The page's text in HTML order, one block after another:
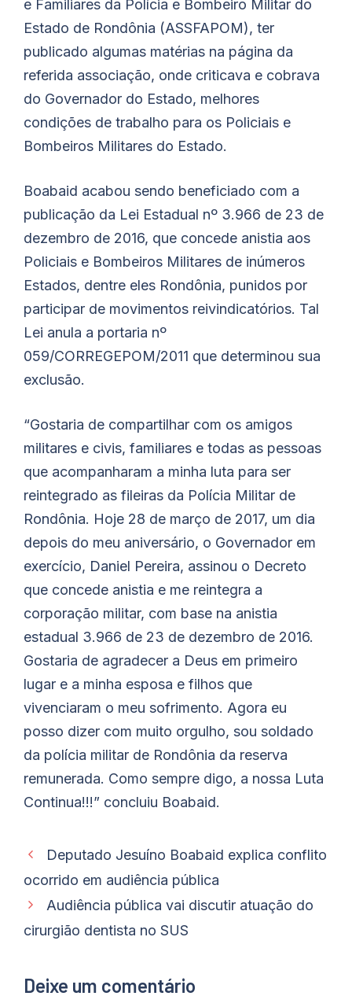
e Familiares da Polícia e Bombeiro Militar do
Estado de Rondônia (ASSFAPOM), ter
publicado algumas matérias na página da
referida associação, onde criticava e cobrava
do Governador do Estado, melhores
condições de trabalho para os Policiais e
Bombeiros Militares do Estado.
Boabaid acabou sendo beneficiado com a
publicação da Lei Estadual nº 3.966 de 23 de
dezembro de 2016, que concede anistia aos
Policiais e Bombeiros Militares de inúmeros
Estados, dentre eles Rondônia, punidos por
participar de movimentos reivindicatórios. Tal
Lei anula a portaria nº
059/CORREGEPOM/2011 que determinou sua
exclusão.
“Gostaria de compartilhar com os amigos
militares e civis, familiares e todas as pessoas
que acompanharam a minha luta para ser
reintegrado as fileiras da Polícia Militar de
Rondônia. Hoje 28 de março de 2017, um dia
depois do meu aniversário, o Governador em
exercício, Daniel Pereira, assinou o Decreto
que concede anistia e me reintegra a
corporação militar, com base na anistia
estadual 3.966 de 23 de dezembro de 2016.
Gostaria de agradecer a Deus em primeiro
lugar e a minha esposa e filhos que
vivenciaram o meu sofrimento. Agora eu
posso dizer com muito orgulho, sou soldado
da polícia militar de Rondônia da reserva
remunerada. Como sempre digo, a nossa Luta
Continua!!!” concluiu Boabaid.
Deputado Jesuíno Boabaid explica conflito
ocorrido em audiência pública
Audiência pública vai discutir atuação do
cirurgião dentista no SUS
Deixe um comentário